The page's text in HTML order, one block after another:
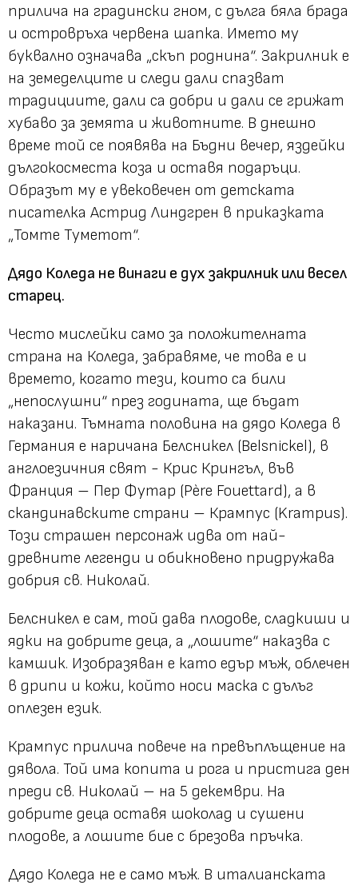
прилича на градински гном, с дълга бяла брада
и островръха червена шапка. Името му
буквално означава „скъп роднина“. Закрилник е
на земеделците и следи дали спазват
традициите, дали са добри и дали се грижат
хубаво за земята и животните. В днешно
време той се появява на Бъдни вечер, яздейки
дългокосместа коза и оставя подаръци.
Образът му е увековечен от детската
писателка Астрид Линдгрен в приказката
„Томте Туметот“.
Дядо Коледа не винаги е дух закрилник или весел
старец.
Често мислейки само за положителната
страна на Коледа, забравяме, че това е и
времето, когато тези, които са били
„непослушни“ през годината, ще бъдат
наказани. Тъмната половина на дядо Коледа в
Германия е наричана Белсникел (Belsnickel), в
англоезичния свят - Крис Крингъл, във
Франция – Пер Футар (Père Fouettard), а в
скандинавските страни – Крампус (Krampus).
Този страшен персонаж идва от най-
древните легенди и обикновено придружава
добрия св. Николай.
Белсникел е сам, той дава плодове, сладкиши и
ядки на добрите деца, а „лошите“ наказва с
камшик. Изобразяван е като едър мъж, облечен
в дрипи и кожи, който носи маска с дълъг
оплезен език.
Крампус прилича повече на превъплъщение на
дявола. Той има копита и рога и пристига ден
преди св. Николай – на 5 декември. На
добрите деца оставя шоколад и сушени
плодове, а лошите бие с брезова пръчка.
Дядо Коледа не е само мъж. В италианската